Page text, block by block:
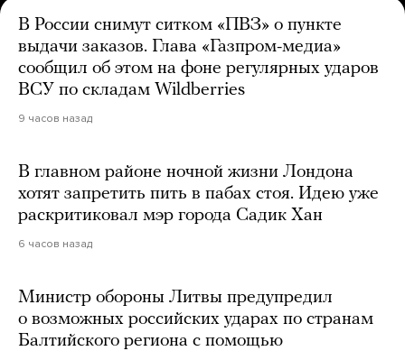
В России снимут ситком «ПВЗ» о пункте
выдачи заказов. Глава «Газпром-медиа»
сообщил об этом на фоне регулярных ударов
ВСУ по складам Wildberries
9 часов назад
В главном районе ночной жизни Лондона
хотят запретить пить в пабах стоя. Идею уже
раскритиковал мэр города Садик Хан
6 часов назад
Министр обороны Литвы предупредил
о возможных российских ударах по странам
Балтийского региона с помощью